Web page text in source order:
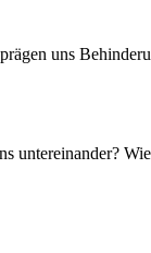
uns
untereinander?